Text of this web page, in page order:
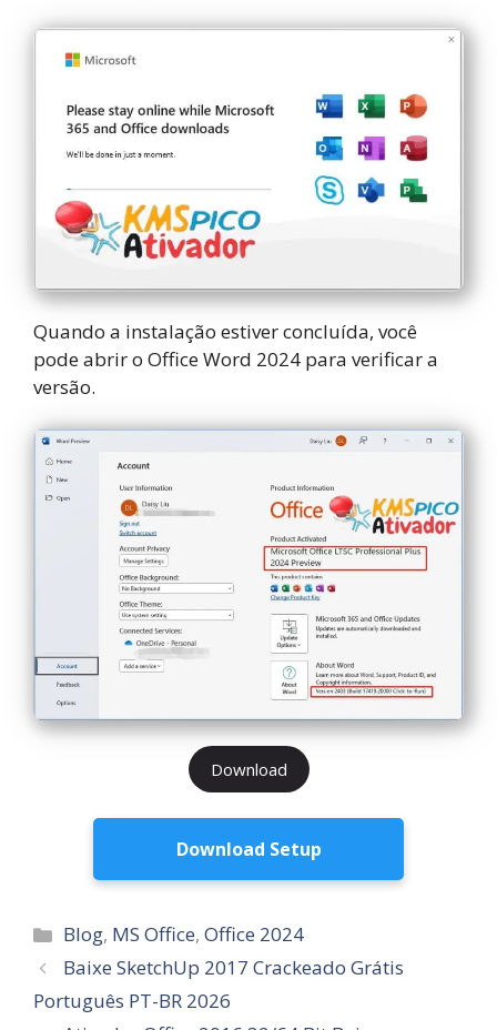
Quando a instalação estiver concluída, você
pode abrir o Office Word 2024 para verificar a
versão.
Download
Download Setup
Categorias
Blog, MS Office,Office 2024
Baixe SketchUp 2017 Crackeado Grátis
Português PT-BR 2026